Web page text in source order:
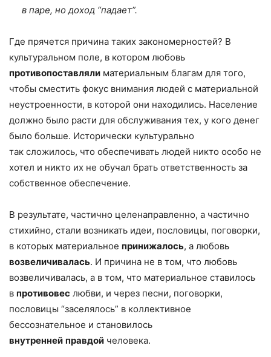
в паре, но доход “падает”.
Где прячется причина таких закономерностей? В
культуральном поле, в котором любовь
противопоставляли материальным благам для того,
чтобы сместить фокус внимания людей с материальной
неустроенности, в которой они находились. Население
должно было расти для обслуживания тех, у кого денег
было больше. Исторически культурально
так сложилось, что обеспечивать людей никто особо не
хотел и никто их не обучал брать ответственность за
собственное обеспечение.
В результате, частично целенаправленно, а частично
стихийно, стали возникать идеи, пословицы, поговорки,
в которых материальное принижалось, а любовь
возвеличивалась. И причина не в том, что любовь
возвеличивалась, а в том, что материальное ставилось
в противовес любви, и через песни, поговорки,
пословицы “заселялось” в коллективное
бессознательное и становилось
внутренней правдой человека.